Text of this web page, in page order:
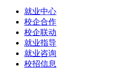
就业中心
校企合作
校企联动
就业指导
就业咨询
校招信息